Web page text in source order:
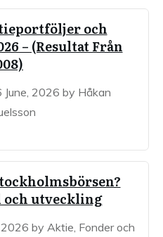
och
– (Resultat Från
2026 by Håkan
utveckling
by Aktie, Fonder och